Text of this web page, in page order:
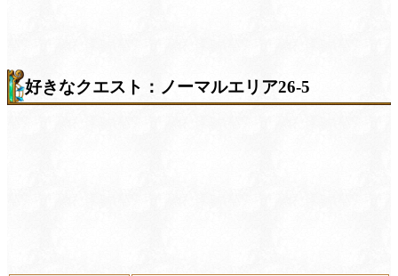
好きなクエスト：ノーマルエリア26-5